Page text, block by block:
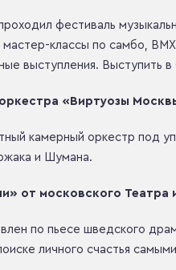
фестиваль
классы по самбо,
выступления. Выступить
«Виртуозы
камерный оркестр под
и Шумана.
от московского Театра
по пьесе шведского
личного счастья